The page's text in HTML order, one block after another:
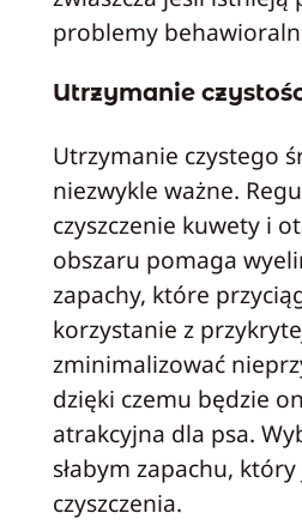
problemy
Utrzymanie
Utrzymanie czystego
niezwykle ważne.
czyszczenie kuwety i
obszaru pomaga
zapachy, które
korzystanie z
zminimalizować
dzięki czemu będzie
atrakcyjna dla psa.
słabym zapachu,
czyszczenia.